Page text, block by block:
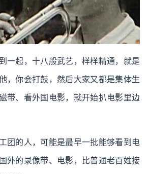
一起，十八般武艺，样样精通，就是
，你会打鼓，然后大家又都是集体生
带、看外国电影，就开始扒电影里边
团的人，可能是最早一批能够看到电
外的录像带、电影，比普通老百姓接